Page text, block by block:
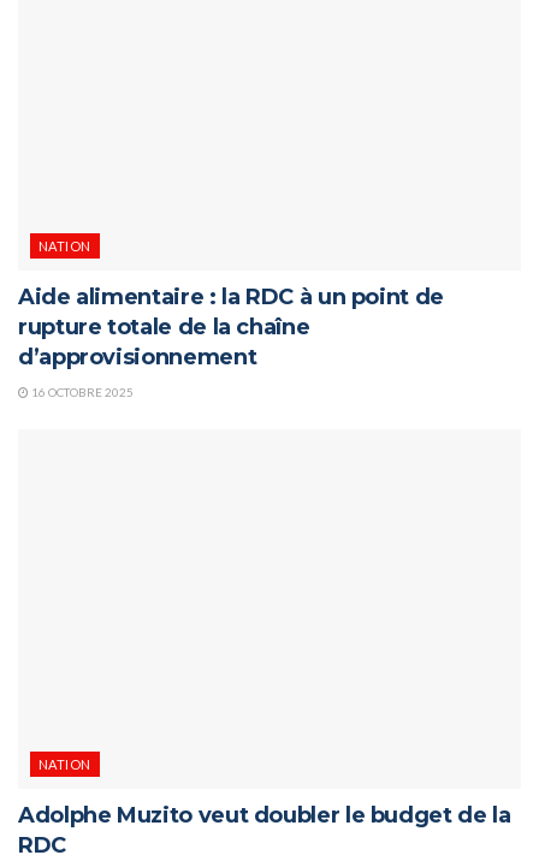
NATION
Aide alimentaire : la RDC à un point de
rupture totale de la chaîne
d’approvisionnement
16 OCTOBRE 2025
NATION
Adolphe Muzito veut doubler le budget de la
RDC